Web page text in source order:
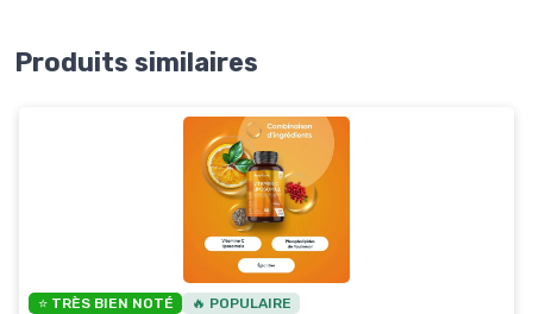
Produits similaires
⭐ TRÈS BIEN NOTÉ 🔥 POPULAIRE